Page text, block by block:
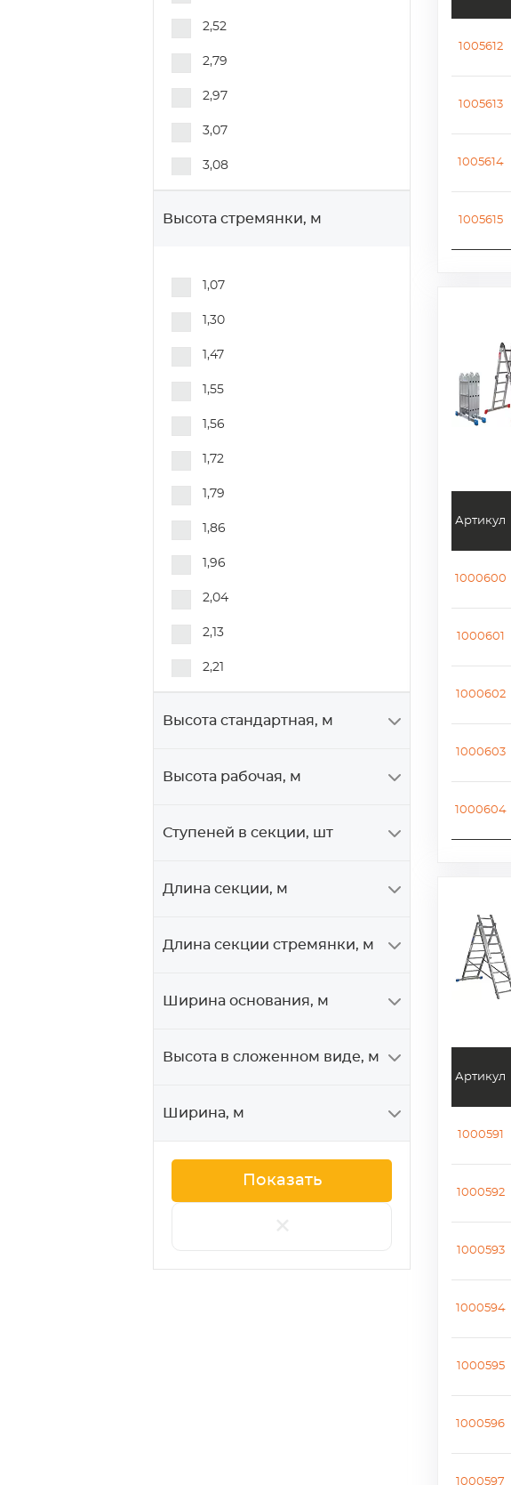
2,52
2,79
2,97
3,07
3,08
4,78
5,06
5,62
6,46
Высота стремянки, м
1,07
1,30
1,47
1,55
1,56
1,72
1,79
1,86
1,96
2,04
2,13
2,21
2,71
3,2
Высота стандартная, м
Высота рабочая, м
Ступеней в секции, шт
Длина секции, м
Длина секции стремянки, м
Ширина основания, м
Высота в сложенном виде, м
Ширина, м
1005612
1005613
1005614
1005615
Артикул
1000600
1000601
1000602
1000603
1000604
Артикул
1000591
1000592
1000593
1000594
1000595
1000596
1000597